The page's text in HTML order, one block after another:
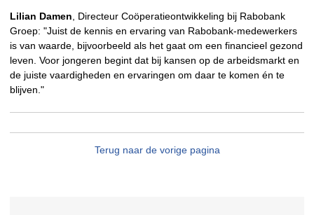
Lilian Damen , Directeur Coöperatieontwikkeling bij Rabobank
Groep: "Juist de kennis en ervaring van Rabobank-medewerkers
is van waarde, bijvoorbeeld als het gaat om een financieel gezond
leven. Voor jongeren begint dat bij kansen op de arbeidsmarkt en
de juiste vaardigheden en ervaringen om daar te komen én te
blijven."
Terug naar de vorige pagina